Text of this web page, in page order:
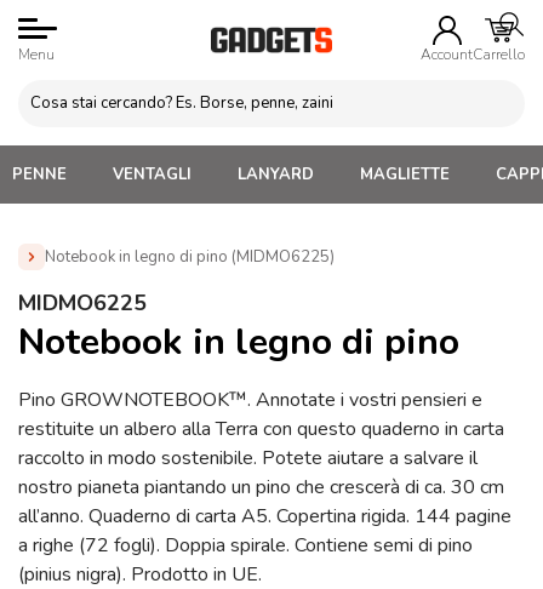
Menu AccountCarrello
PENNE VENTAGLI LANYARD MAGLIETTE
Notebook in legno di pino (MIDMO6225)
Home » Blocchi appunti Personalizzati
MIDMO6225
Notebook in legno di pino
Pino GROWNOTEBOOK™. Annotate i vostri pensieri e
restituite un albero alla Terra con questo quaderno in carta
raccolto in modo sostenibile. Potete aiutare a salvare il
nostro pianeta piantando un pino che crescerà di ca. 30 cm
all’anno. Quaderno di carta A5. Copertina rigida. 144 pagine
a righe (72 fogli). Doppia spirale. Contiene semi di pino
(pinius nigra). Prodotto in UE.